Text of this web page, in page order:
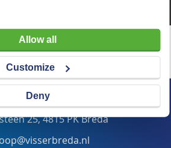
Allow all
Customize
Deny
Wij adviseren u graag
25, 4815 PK Breda